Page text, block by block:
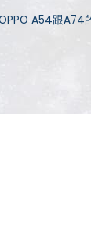
OPPO A54跟